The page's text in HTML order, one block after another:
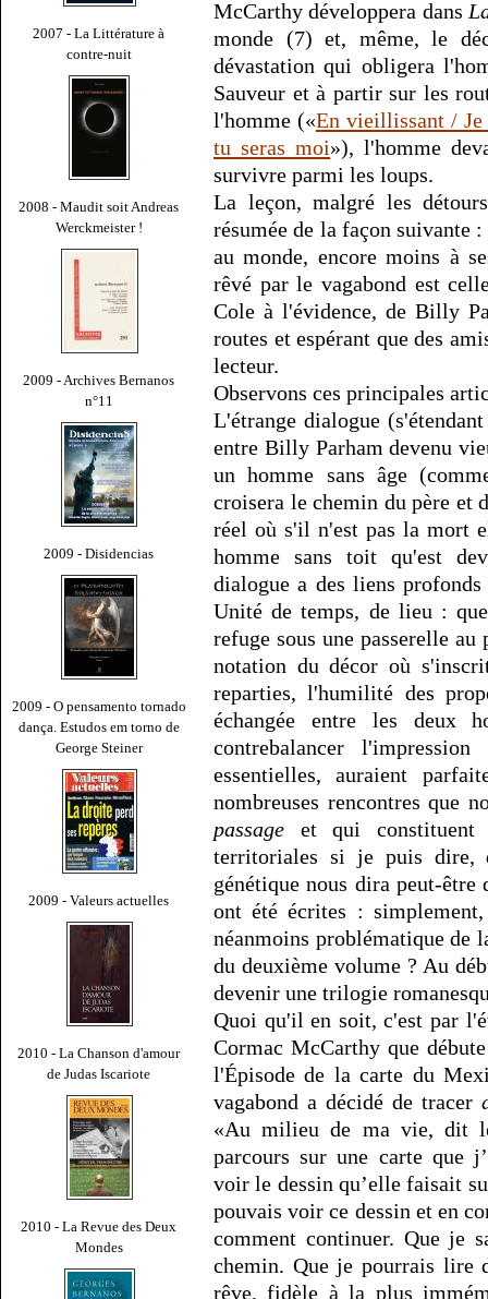
2007 - La Littérature à
contre-nuit
2008 - Maudit soit Andreas
Werckmeister !
2009 - Archives Bernanos
n°11
2009 - Disidencias
2009 - O pensamento tornado
dança. Estudos em torno de
George Steiner
2009 - Valeurs actuelles
2010 - La Chanson d'amour
de Judas Iscariote
2010 - La Revue des Deux
Mondes
McCarthy développera dans
monde (7) et, même, le
dévastation qui obligera
Sauveur et à partir sur les
l'homme («En vieillissant /
tu seras moi»), l'homme
survivre parmi les loups.
La leçon, malgré les
résumée de la façon suivante
au monde, encore moins à
rêvé par le vagabond est
Cole à l'évidence, de Billy
routes et espérant que des
lecteur.
Observons ces principales
L'étrange dialogue
entre Billy Parham devenu
un homme sans âge
croisera le chemin du père et
réel où s'il n'est pas la mort
homme sans toit qu'est
dialogue a des liens
Unité de temps, de lieu :
refuge sous une passerelle
notation du décor où
reparties, l'humilité des
échangée entre les deux
contrebalancer
essentielles, auraient
nombreuses rencontres que
passage et qui constituent
territoriales si je puis dire,
génétique nous dira peut-être
ont été écrites :
néanmoins problématique de
du deuxième volume ? Au
devenir une trilogie
Quoi qu'il en soit, c'est par
Cormac McCarthy que
l'Épisode de la carte du
vagabond a décidé de tracer
«Au milieu de ma vie, dit
parcours sur une carte que
voir le dessin qu’elle faisait
pouvais voir ce dessin et en
comment continuer. Que je
chemin. Que je pourrais lire
rêve, fidèle à la plus